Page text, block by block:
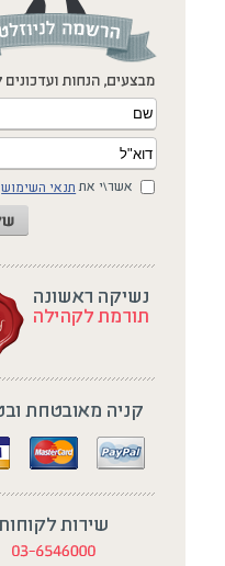
אשר\י את תנאי השימוש